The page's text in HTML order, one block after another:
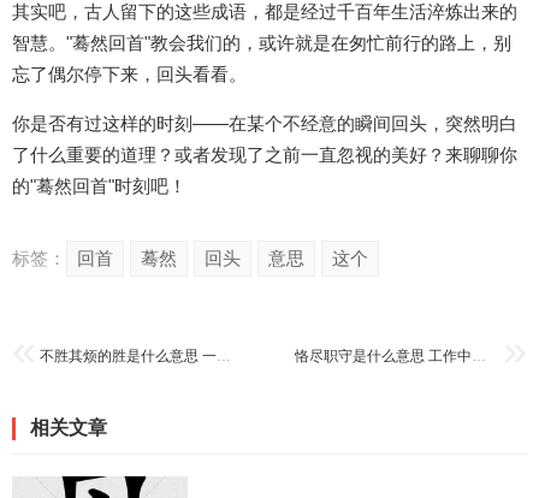
其实吧，古人留下的这些成语，都是经过千百年生活淬炼出来的
智慧。"蓦然回首"教会我们的，或许就是在匆忙前行的路上，别
忘了偶尔停下来，回头看看。
你是否有过这样的时刻——在某个不经意的瞬间回头，突然明白
了什么重要的道理？或者发现了之前一直忽视的美好？来聊聊你
的"蓦然回首"时刻吧！
标签： 回首 蓦然 回头 意思 这个
不胜其烦的胜是什么意思 一分钟带你搞懂正确用法 恪尽职守是什么意思 工作中如何体现这种职业精神
相关文章